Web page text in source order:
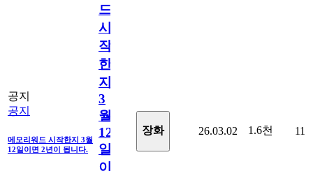
공지
공지
메모리워드 시작한지 3월
12일이면 2년이 됩니다.
드
시
작
한
지
3
월
12
일
이
장화 26.03.02 1.6천 11